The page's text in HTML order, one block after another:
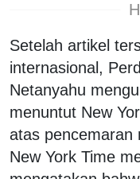
Setelah artikel
internasional,
Netanyahu
menuntut New
atas pencemaran
New York Time